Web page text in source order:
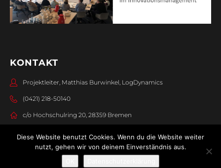
KONTAKT
Projektleiter, Matthias Burwinkel, LogDynamics
(0421) 218-50140
c/o Hochschulring 20, 28359 Bremen
© 2026 BreLogIK - Datenschutz
Diese Website benutzt Cookies. Wenn du die Website weiter
nutzt, gehen wir von deinem Einverständnis aus.